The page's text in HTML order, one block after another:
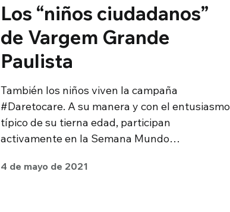
Los “niños ciudadanos”
de Vargem Grande
Paulista
También los niños viven la campaña
#Daretocare. A su manera y con el entusiasmo
típico de su tierna edad, participan
activamente en la Semana Mundo…
4 de mayo de 2021